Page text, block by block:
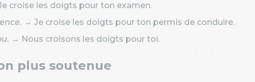
croise les doigts pour ton examen.
→ Je croise les doigts pour ton permis de conduire.
→ Nous croisons les doigts pour toi.
plus soutenue